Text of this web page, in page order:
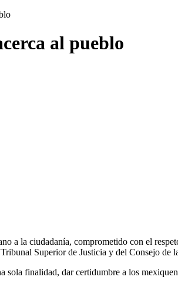
al pueblo
a la ciudadanía, comprometido con el
Superior de Justicia y del Consejo de
finalidad, dar certidumbre a los